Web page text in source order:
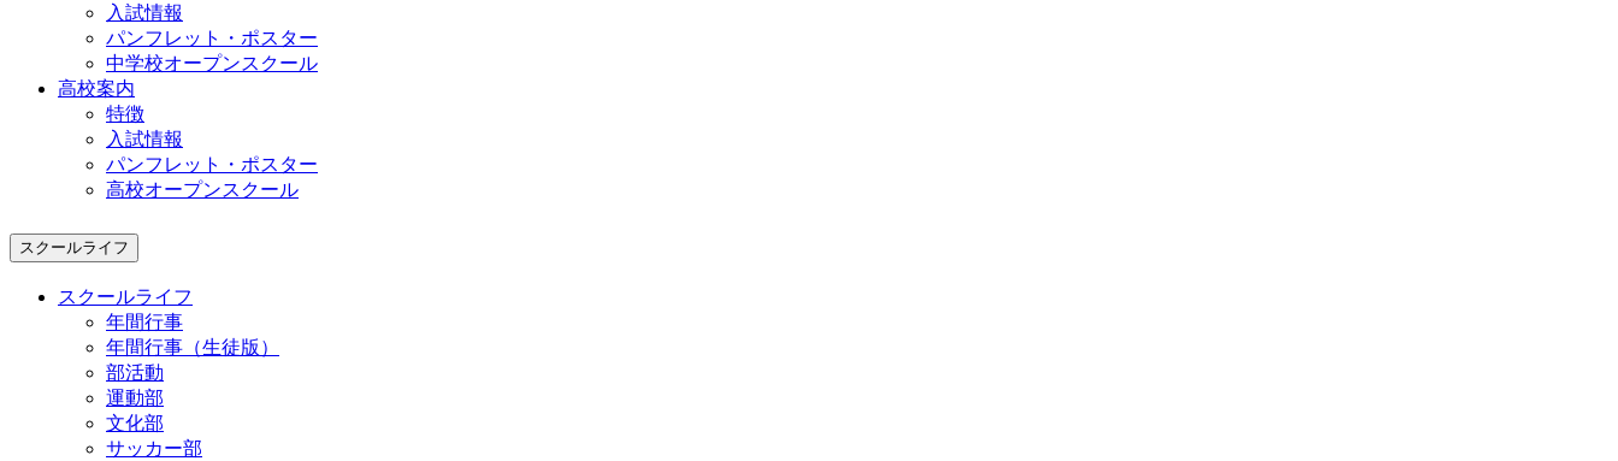
入試情報
パンフレット・ポスター
中学校オープンスクール
高校案内
特徴
入試情報
パンフレット・ポスター
高校オープンスクール
スクールライフ
スクールライフ
年間行事
年間行事（生徒版）
部活動
運動部
文化部
サッカー部